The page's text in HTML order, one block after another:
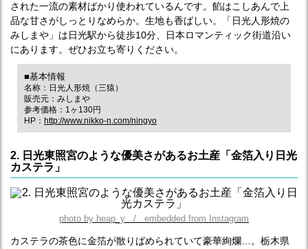
された一流の素材ばかり使われているんです。餡はこしあんで上
品な甘さがしっとりなめらか。生地も香ばしい。「日光人形焼の
みしまや」は日光駅から徒歩10分、日本ロマンティック街道沿い
にあります。ぜひお立ち寄りください。
■基本情報
名称：日光人形焼（三猿）
販売元：みしまや
参考価格：1ヶ130円
HP： http://www.nikko-n.com/ningyo
2. 日光東照宮のような優美さがあるお土産「金箔入り日光
カステラ」
photo by heap_y / embedded from Instagram
カステラの茶色に金箔が散りばめられていて豪華絢爛…。栃木県